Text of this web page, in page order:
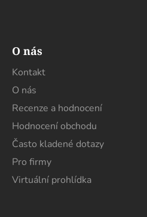
O nás
Kontakt
O nás
Recenze a hodnocení
Hodnocení obchodu
Často kladené dotazy
Pro firmy
Virtuální prohlídka